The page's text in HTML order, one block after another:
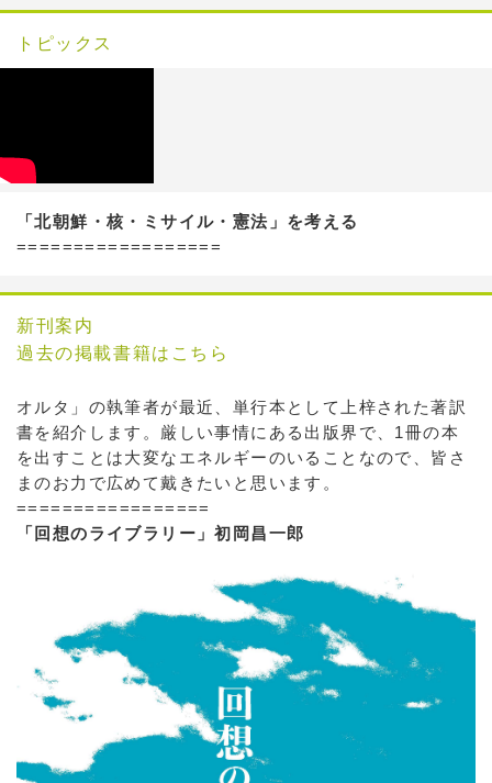
トピックス
「北朝鮮・核・ミサイル・憲法」を考える
==================
新刊案内
過去の掲載書籍はこちら
オルタ」の執筆者が最近、単行本として上梓された著訳
書を紹介します。厳しい事情にある出版界で、1冊の本
を出すことは大変なエネルギーのいることなので、皆さ
まのお力で広めて戴きたいと思います。
=================
「回想のライブラリー」初岡昌一郎